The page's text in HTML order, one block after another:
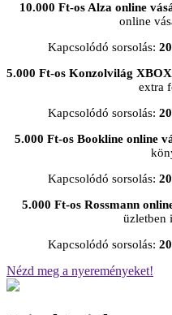
10.000 Ft-os Alza online
online
Kapcsolódó sorsolás:
5.000 Ft-os Konzolvilág
extra
Kapcsolódó sorsolás:
5.000 Ft-os Bookline online
Kapcsolódó sorsolás:
5.000 Ft-os Rossmann
üzletben
Kapcsolódó sorsolás:
Nézd meg a nyereményeket!